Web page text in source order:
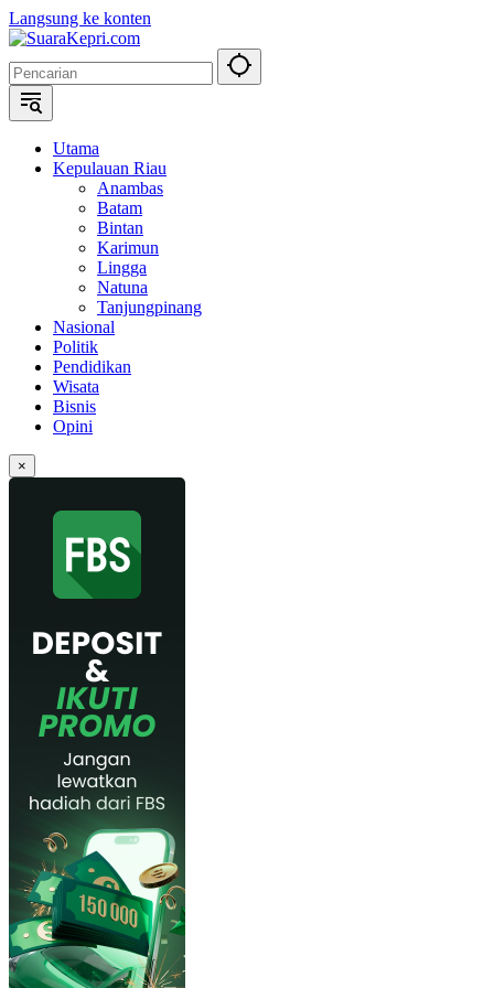
Langsung ke konten
Utama
Kepulauan Riau
Anambas
Batam
Bintan
Karimun
Lingga
Natuna
Tanjungpinang
Nasional
Politik
Pendidikan
Wisata
Bisnis
Opini
×